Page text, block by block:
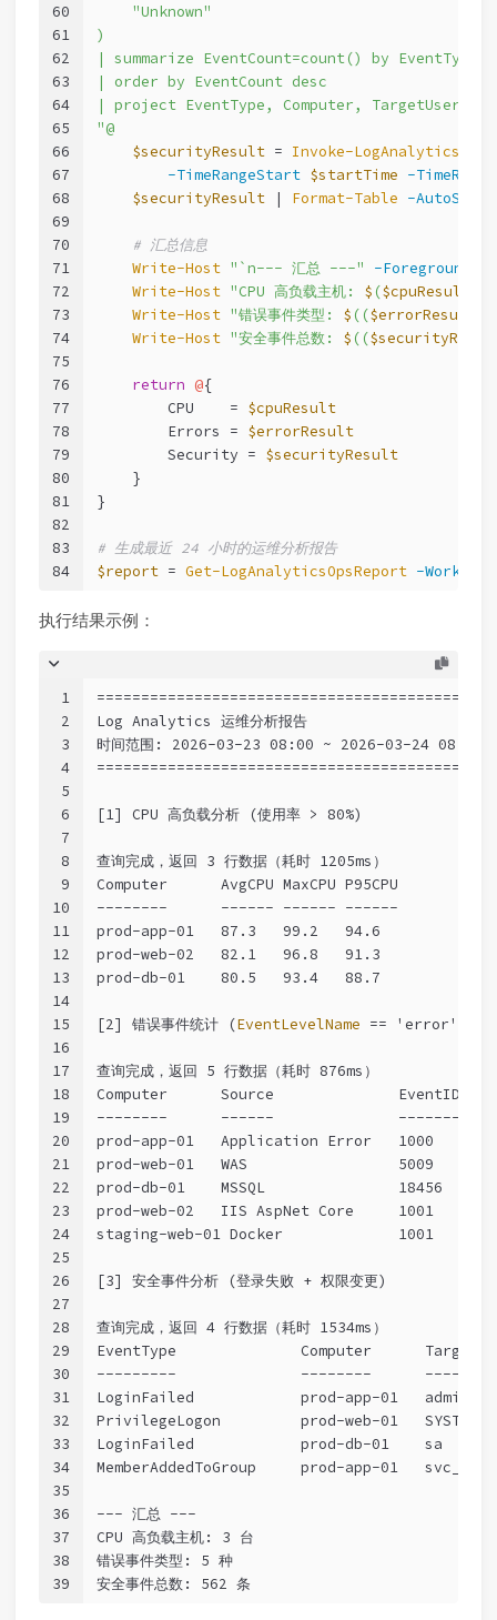
60
61
62
63
64
65
66
67
68
69
70
71
72
73
74
75
76
77
78
79
80
81
82
83
84
    "Unknown"
)
| summarize EventCount=count() by EventType,
| order by EventCount desc
| project EventType, Computer,
"@
$securityResult = Invoke-
-TimeRangeStart $startTime -
$securityResult | Format-Table -AutoSize
# 汇总信息
Write-Host "`n--- 汇总 ---"
-
Write-Host "CPU 高负载主机: $ ($cpuResult
Write-Host "错误事件类型: $ (($errorResult
Write-Host "安全事件总数: $ ((
return @{
        CPU    =
$cpuResult
        Errors =
$errorResult
        Security =
$securityResult
    }
}
# 生成最近 24 小时的运维分析报告
$report = Get-LogAnalyticsOpsReport -
执行结果示例：
1
2
3
4
5
6
7
8
9
10
11
12
13
14
15
16
17
18
19
20
21
22
23
24
25
26
27
28
29
30
31
32
33
34
35
36
37
38
39
Log Analytics 运维分析报告
时间范围: 2026-03-23 08 :00 ~ 2026-03-24 08
[1] CPU 高负载分析 (使用率 > 80%)
查询完成，返回 3 行数据（耗时 1205ms）
Computer      AvgCPU MaxCPU P95CPU
--------
------ ------ ------
prod-app-01   87.3   99.2   94.6
prod-web-02   82.1   96.8   91.3
prod-db-01    80.5   93.4   88.7
[2] 错误事件统计 (EventLevelName == 'error')
查询完成，返回 5 行数据（耗时 876ms）
Computer      Source              EventID
--------
------ -------
prod-app-01   Application Error   1000    234
prod-web-01   WAS                 5009    156
prod-db-01    MSSQL               18456   89
prod-web-02   IIS AspNet Core     1001    67
staging-web-01 Docker             1001    42
[3] 安全事件分析 (登录失败 + 权限变更)
查询完成，返回 4 行数据（耗时 1534ms）
EventType              Computer
---------
--------
LoginFailed            prod-app-01   admin
PrivilegeLogon         prod-web-01
LoginFailed            prod-db-01    sa
MemberAddedToGroup     prod-app-01   svc_
--- 汇总 ---
CPU 高负载主机: 3 台
错误事件类型: 5 种
安全事件总数: 562 条